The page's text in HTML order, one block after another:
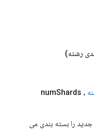
رشته)
، num Shards
روش کارخانه برای ایجاد کلاسی که یک عملیات RetrieveTPUEmbeddingAdadeltaParameters جدید را بسته بندی می